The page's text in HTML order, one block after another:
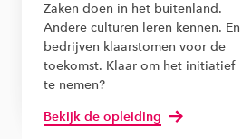
Zaken doen in het buitenland.
Andere culturen leren kennen. En
bedrijven klaarstomen voor de
toekomst. Klaar om het initiatief
te nemen?
Bekijk de opleiding